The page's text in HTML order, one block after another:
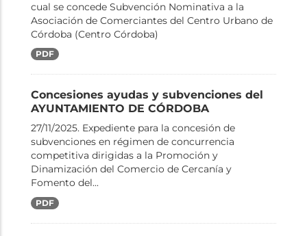
cual se concede Subvención Nominativa a la
Asociación de Comerciantes del Centro Urbano de
Córdoba (Centro Córdoba)
PDF
Concesiones ayudas y subvenciones del
AYUNTAMIENTO DE CÓRDOBA
27/11/2025. Expediente para la concesión de
subvenciones en régimen de concurrencia
competitiva dirigidas a la Promoción y
Dinamización del Comercio de Cercanía y
Fomento del...
PDF